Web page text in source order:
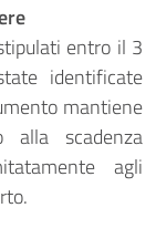
entro il 3
identificate
mantiene
alla scadenza
agli